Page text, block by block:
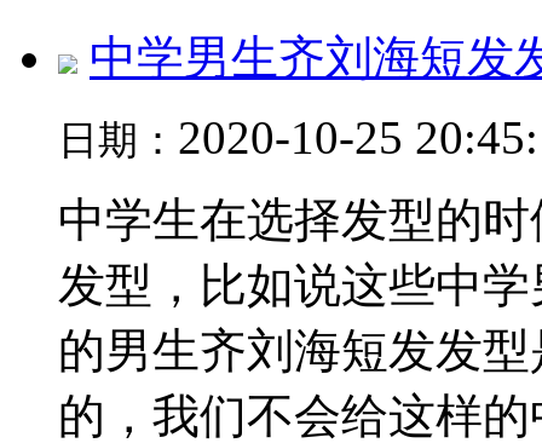
中学男生齐刘海短发
日期： 2020-10-25
中学生在选择发型的
发型，比如说这些中
的男生齐刘海短发发
的，我们不会给这样